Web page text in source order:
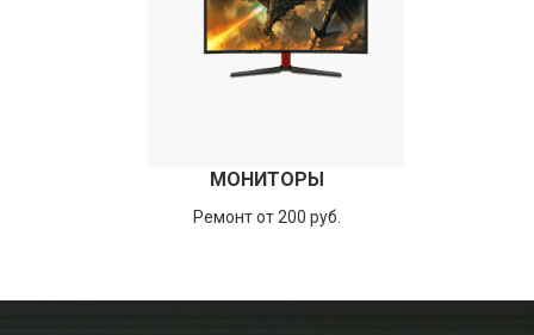
МОНИТОРЫ
Ремонт от 200 руб.